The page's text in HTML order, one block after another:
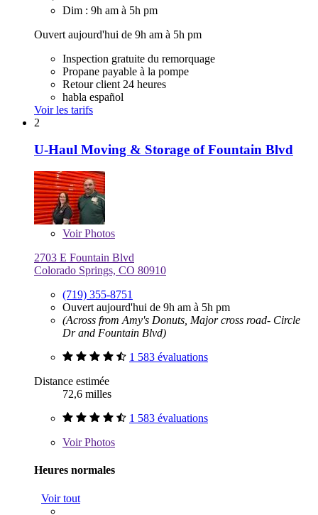
Dim : 9h am à 5h pm
Ouvert aujourd'hui de 9h am à 5h pm
Inspection gratuite du remorquage
Propane payable à la pompe
Retour client 24 heures
habla español
Voir les tarifs
2
U-Haul Moving & Storage of Fountain Blvd
VoirPhotos
2703 E Fountain Blvd
Colorado Springs, CO 80910
(719) 355-8751
Ouvert aujourd'hui de 9h am à 5h pm
(Across from Amy's Donuts, Major cross road- Circle
Dr and Fountain Blvd)
1 583 évaluations
Distance estimée
72,6 milles
1 583 évaluations
VoirPhotos
Heures normales
Voir tout